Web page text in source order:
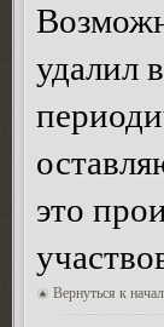
удалил
это
Вернуться к